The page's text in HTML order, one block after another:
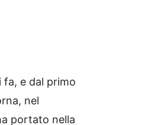
fa, e dal primo
nel
portato nella